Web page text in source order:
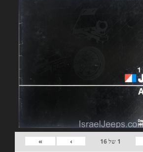
1 של16
›
»